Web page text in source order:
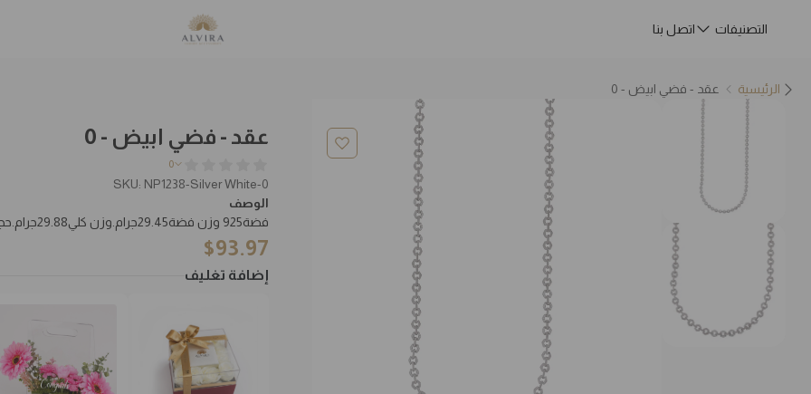
التصنيفات اتصل بنا
الرئيسية عقد - فضي ابيض - 0
عقد - فضي ابيض - 0
0
SKU: NP1238-Silver White-0
الوصف
فضة925 وزن فضة29.45جرام.وزن كلي29.88جرام.حجر زركون
93.97
$
إضافة تغليف